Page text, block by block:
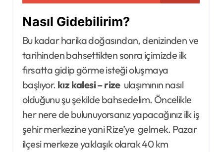
Nasıl Gidebilirim?
Bu kadar harika doğasından, denizinden ve
tarihinden bahsettikten sonra içimizde ilk
fırsatta gidip görme isteği oluşmaya
başlıyor. kız kalesi –rize ulaşımının nasıl
olduğunu şu şekilde bahsedelim. Öncelikle
her nere de bulunuyorsanız yapacağınız ilk iş
şehir merkezine yani Rize’ye gelmek. Pazar
ilçesi merkeze yaklaşık olarak 40 km